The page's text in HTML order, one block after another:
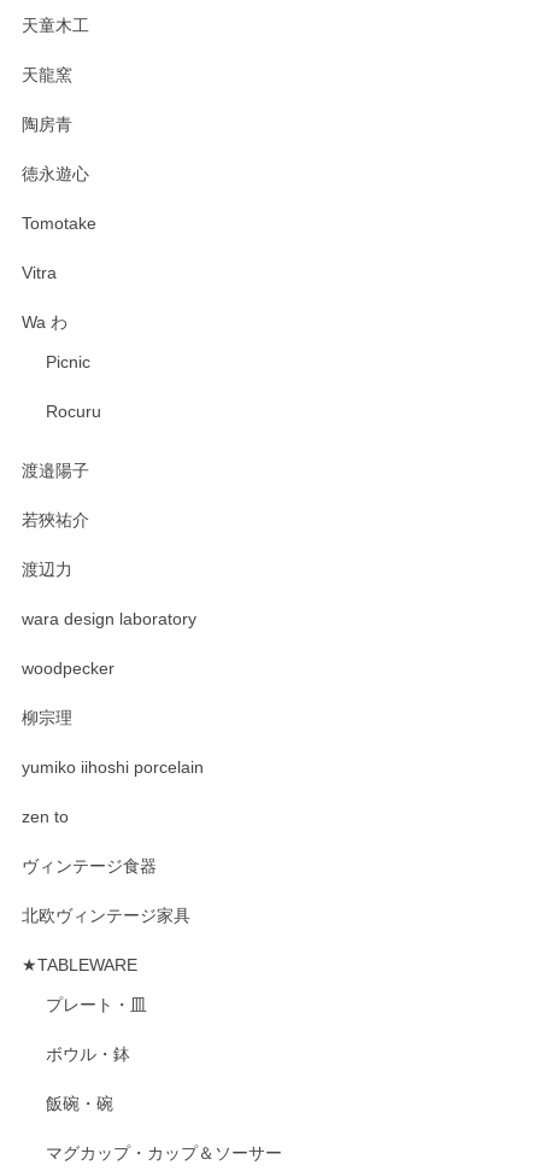
天童木工
天龍窯
陶房青
徳永遊心
Tomotake
Vitra
Wa わ
Picnic
Rocuru
渡邉陽子
若狹祐介
渡辺力
wara design laboratory
woodpecker
柳宗理
yumiko iihoshi porcelain
zen to
ヴィンテージ食器
北欧ヴィンテージ家具
★TABLEWARE
プレート・皿
ボウル・鉢
飯碗・碗
マグカップ・カップ＆ソーサー